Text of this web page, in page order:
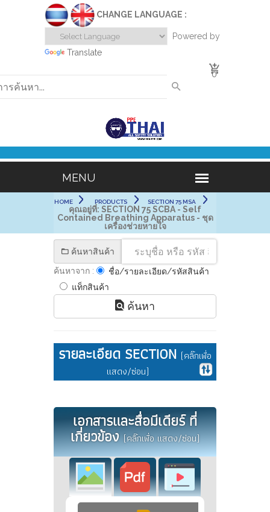
CHANGE LANGUAGE :
Powered by
Translate
0
HOME PRODUCTS SECTION 75 MSA
คุณอยู่ที่: SECTION 75 SCBA - Self
Contained Breathing Apparatus - ชุด
เครื่องช่วยหายใจ
ค้นหาสินค้า
ค้นหาจาก :
ชื่อ/รายละเอียด/รหัสสินค้า
แท็กสินค้า
ค้นหา
รายละเอียด SECTION (คลิ๊กเพื่อ
แสดง/ซ่อน)
เอกสารและสื่อมีเดียร์ ที่
เกี่ยวข้อง(คลิ๊กเพื่อ แสดง/ซ่อน)